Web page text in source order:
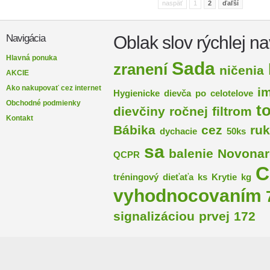
naspäť 1 2 ďaľší
Navigácia
Hlavná ponuka
AKCIE
Ako nakupovať cez internet
Obchodné podmienky
Kontakt
Oblak slov rýchlej
zranení Sada ničenia
Hygienicke dievča po celotelove
dievčiny ročnej filtrom
Bábika dychacie cez 50ks
QCPR sa balenie
tréningový dieťaťa ks Krytie kg
vyhodnocovaním
signalizáciou prvej 172